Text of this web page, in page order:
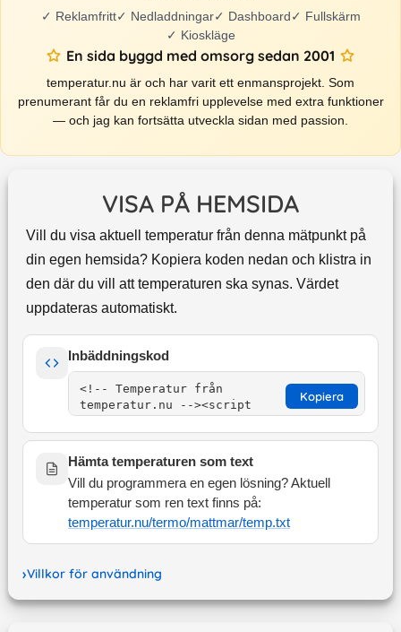
✓ Reklamfritt✓ Nedladdningar✓ Dashboard✓ Fullskärm
✓ Kioskläge
En sida byggd med omsorg sedan 2001
temperatur.nu är och har varit ett enmansprojekt. Som
prenumerant får du en reklamfri upplevelse med extra funktioner
— och jag kan fortsätta utveckla sidan med passion.
VISA PÅ HEMSIDA
Vill du visa aktuell temperatur från denna mätpunkt på
din egen hemsida? Kopiera koden nedan och klistra in
den där du vill att temperaturen ska synas. Värdet
uppdateras automatiskt.
Inbäddningskod
Kopiera
Hämta temperaturen som text
Vill du programmera en egen lösning? Aktuell
temperatur som ren text finns på:
temperatur.nu/termo/mattmar/temp.txt
Villkor för användning